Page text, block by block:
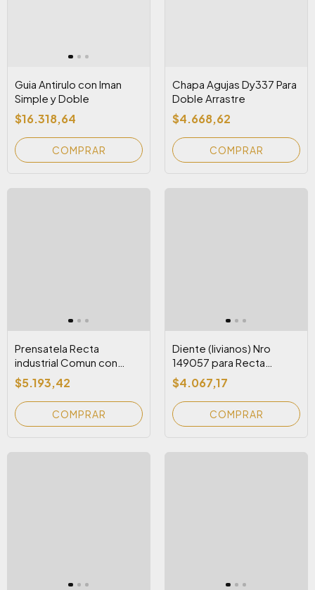
Guia Antirulo con Iman
Simple y Doble
$16.318,64
Chapa Agujas Dy337 Para
Doble Arrastre
$4.668,62
Prensatela Recta
industrial Comun con
Colita ( P351)
$5.193,42
Diente (livianos) Nro
149057 para Recta
Industrial
$4.067,17